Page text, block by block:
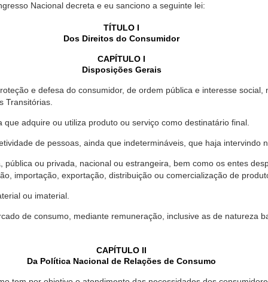
Nacional decreta e eu sanciono a seguinte lei:
TÍTULO I
Dos Direitos do Consumidor
CAPÍTULO I
Disposições Gerais
e defesa do consumidor, de ordem pública e interesse social,
Transitórias.
adquire ou utiliza produto ou serviço como destinatário final.
de pessoas, ainda que indetermináveis, que haja intervindo
ou privada, nacional ou estrangeira, bem como os entes
importação, exportação, distribuição ou comercialização de
ou imaterial.
de consumo, mediante remuneração, inclusive as de natureza
CAPÍTULO II
Da Política Nacional de Relações de Consumo